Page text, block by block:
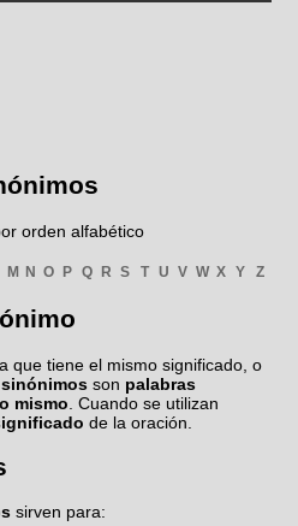
orden alfabético
M N O P Q R S T U V W X Y Z
que tiene el mismo significado, o
sinónimos son palabras
mismo . Cuando se utilizan
de la oración.
sirven para: